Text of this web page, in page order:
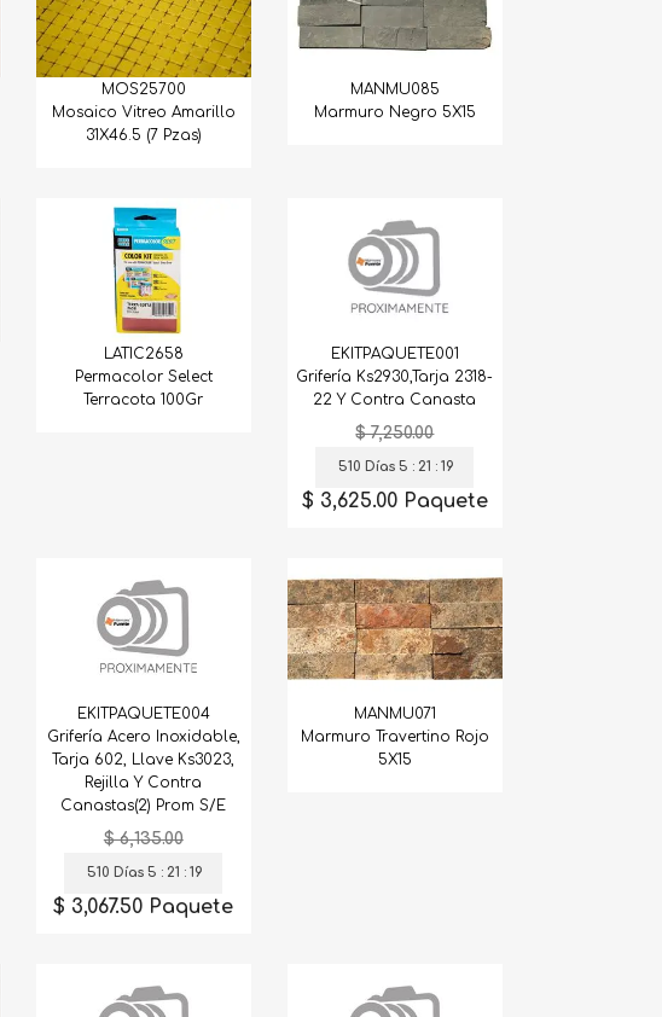
MOS25700
Mosaico Vitreo Amarillo
31X46.5 (7 Pzas)
MANMU085
Marmuro Negro 5X15
LATIC2658
Permacolor Select
Terracota 100Gr
EKITPAQUETE001
Grifería Ks2930,Tarja 2318-
22 Y Contra Canasta
$ 7,250.00
510 Días 5 : 21 : 18
$ 3,625.00 Paquete
EKITPAQUETE004
Grifería Acero Inoxidable,
Tarja 602, Llave Ks3023,
Rejilla Y Contra
Canastas(2) Prom S/E
$ 6,135.00
510 Días 5 : 21 : 18
$ 3,067.50 Paquete
MANMU071
Marmuro Travertino Rojo
5X15